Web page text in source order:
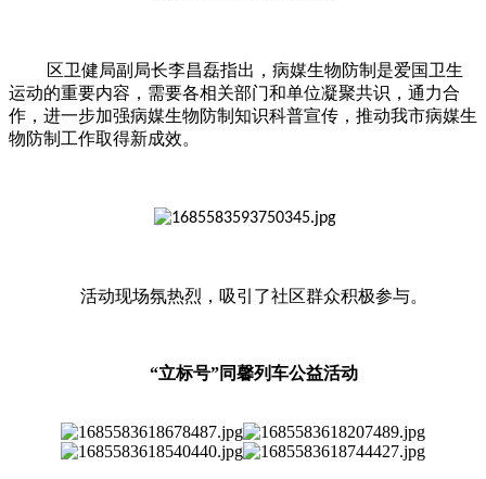
区卫健局副局长李昌磊指出，病媒生物防制是爱国卫生
运动的重要内容，需要各相关部门和单位凝聚共识，通力合
作，进一步加强病媒生物防制知识科普宣传，推动我市病媒生
物防制工作取得新成效。
活动现场氛热烈，吸引了社区群众积极参与。
“立标号”同馨列车公益活动